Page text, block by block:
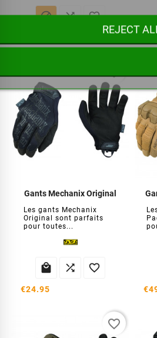
  
Gants Mechanix Original
Les gants Mechanix
Original sont parfaits
pour toutes...
  
€24.95
favorite_border
favorite_border
REJECT